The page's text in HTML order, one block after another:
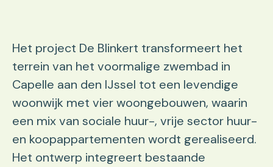
Het project De Blinkert transformeert het
terrein van het voormalige zwembad in
Capelle aan den IJssel tot een levendige
woonwijk met vier woongebouwen, waarin
een mix van sociale huur-, vrije sector huur-
en koopappartementen wordt gerealiseerd.
Het ontwerp integreert bestaande